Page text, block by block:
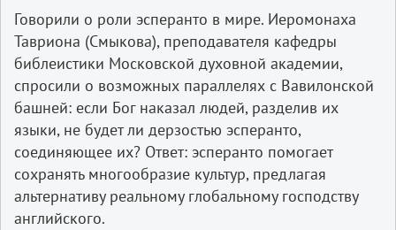
Говорили о роли эсперанто в мире. Иеромонаха
Тавриона (Смыкова), преподавателя кафедры
библеистики Московской духовной академии,
спросили о возможных параллелях с Вавилонской
башней: если Бог наказал людей, разделив их
языки, не будет ли дерзостью эсперанто,
соединяющее их? Ответ: эсперанто помогает
сохранять многообразие культур, предлагая
альтернативу реальному глобальному господству
английского.